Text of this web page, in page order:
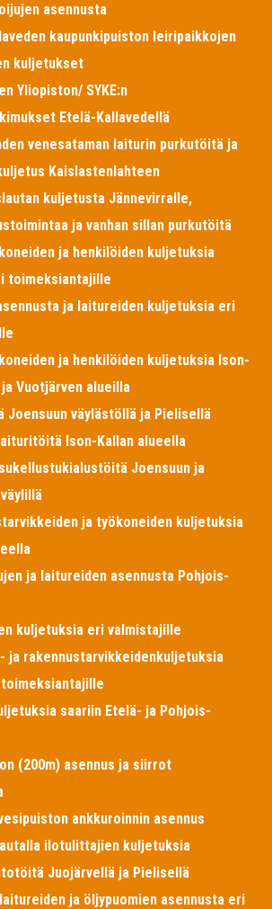
asennusta
kaupunkipuiston leiripaikkojen
kuljetukset
Yliopiston/ SYKE:n
Etelä-Kallavedellä
venesataman laiturin purkutöitä ja
Kaislastenlahteen
kuljetusta Jännevirralle,
ja vanhan sillan purkutöitä
ja henkilöiden kuljetuksia
toimeksiantajille
ja laitureiden kuljetuksia eri
ja henkilöiden kuljetuksia Ison-
ja Vuotjärven alueilla
Joensuun väylästöllä ja Pielisellä
Ison-Kallan alueella
Joensuun ja
ja työkoneiden kuljetuksia
ja laitureiden asennusta Pohjois-
kuljetuksia eri valmistajille
ja rakennustarvikkeidenkuljetuksia
saariin Etelä- ja Pohjois-
(200m) asennus ja siirrot
ankkuroinnin asennus
ilotulittajien kuljetuksia
Juojärvellä ja Pielisellä
ja öljypuomien asennusta eri